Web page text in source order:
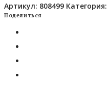
Артикул: 808499 Категория:
Поделиться